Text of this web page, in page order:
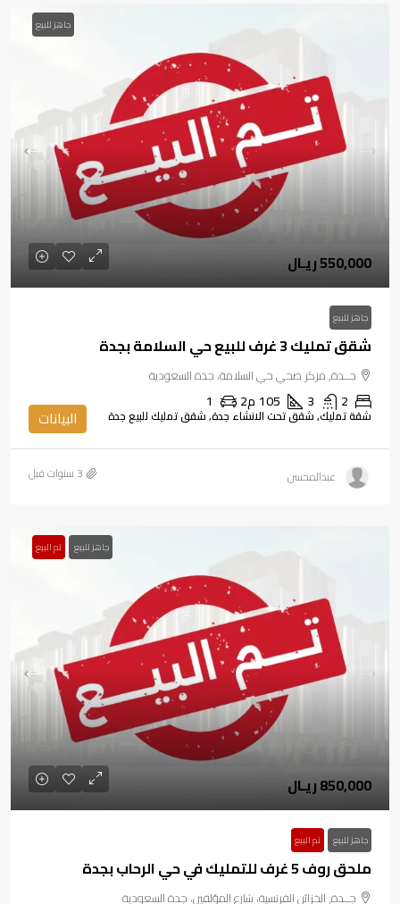
جاهز للبيع
550,000 ريـال
جاهز للبيع
شقق تمليك 3 غرف للبيع حي السلامة بجدة
جــدة, مركز صحي حي السلامة، جدة السعودية
2
3
105 م2 1
شقة تمليك, شقق تحت الانشاء جدة, شقق تمليك للبيع جدة البيانات
عبدالمحسن
جاهز للبيع تم البيع
850,000 ريـال
جاهز للبيع تم البيع
ملحق روف 5 غرف للتمليك في حي الرحاب بجدة
جــدة, الخزائن الفرنسية، شارع المؤلفين، جدة السعودية